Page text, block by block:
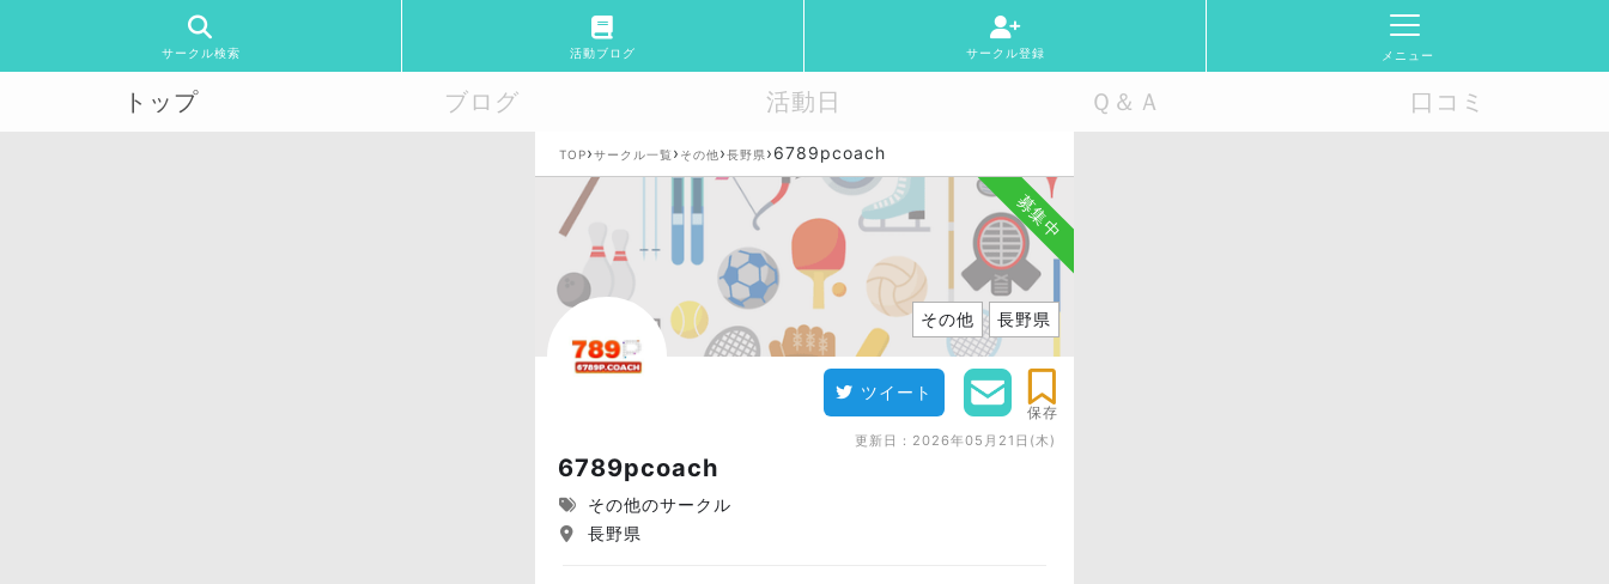
サークル検索 活動ブログ サークル登録 メニュー
トップ ブログ 活動日 Ｑ＆Ａ 口コミ
TOP›サークル一覧 › その他›長野県›6789pcoach
募集中
その他 長野県
ツイート
保存
更新日： 2026年05月21日(木)
6789pcoach
その他のサークル
長野県